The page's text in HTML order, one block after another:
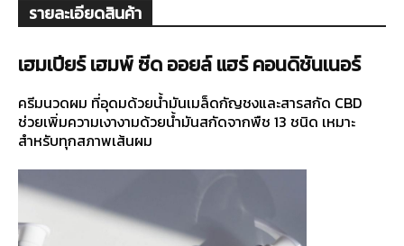
รายละเอียดสินค้า
เฮมเปียร์ เฮมพ์ ซีด ออยล์ แฮร์ คอนดิชันเนอร์
ครีมนวดผม ที่อุดมด้วยน้ำมันเมล็ดกัญชงและสารสกัด CBD
ช่วยเพิ่มความเงางามด้วยน้ำมันสกัดจากพืช 13 ชนิด เหมาะ
สำหรับทุกสภาพเส้นผม